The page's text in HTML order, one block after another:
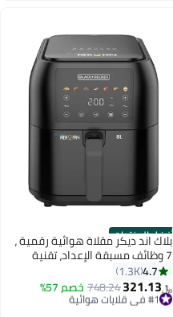
أفضل المنتجات
بلاك اند ديكر مقلاة هوائية رقمية ،
7 وظائف مسبقة الإعداد، تقنية
التوصيل الهوائي السريع للقلي
الصحي، درجة حرارة قابلة للتعديل
من 80°C إلى 200°C، سهولة في
4.7
1.3K
﷼‏321.13
748.24خصم 57% #1 في قلايات هوائية
باقي 4 وحدات في المخزون